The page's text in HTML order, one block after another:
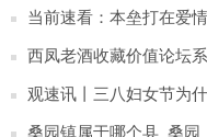
当前速看：本垒打在爱
西凤老酒收藏价值论坛
观速讯丨三八妇女节为
原因
桑园镇属于哪个县_桑园